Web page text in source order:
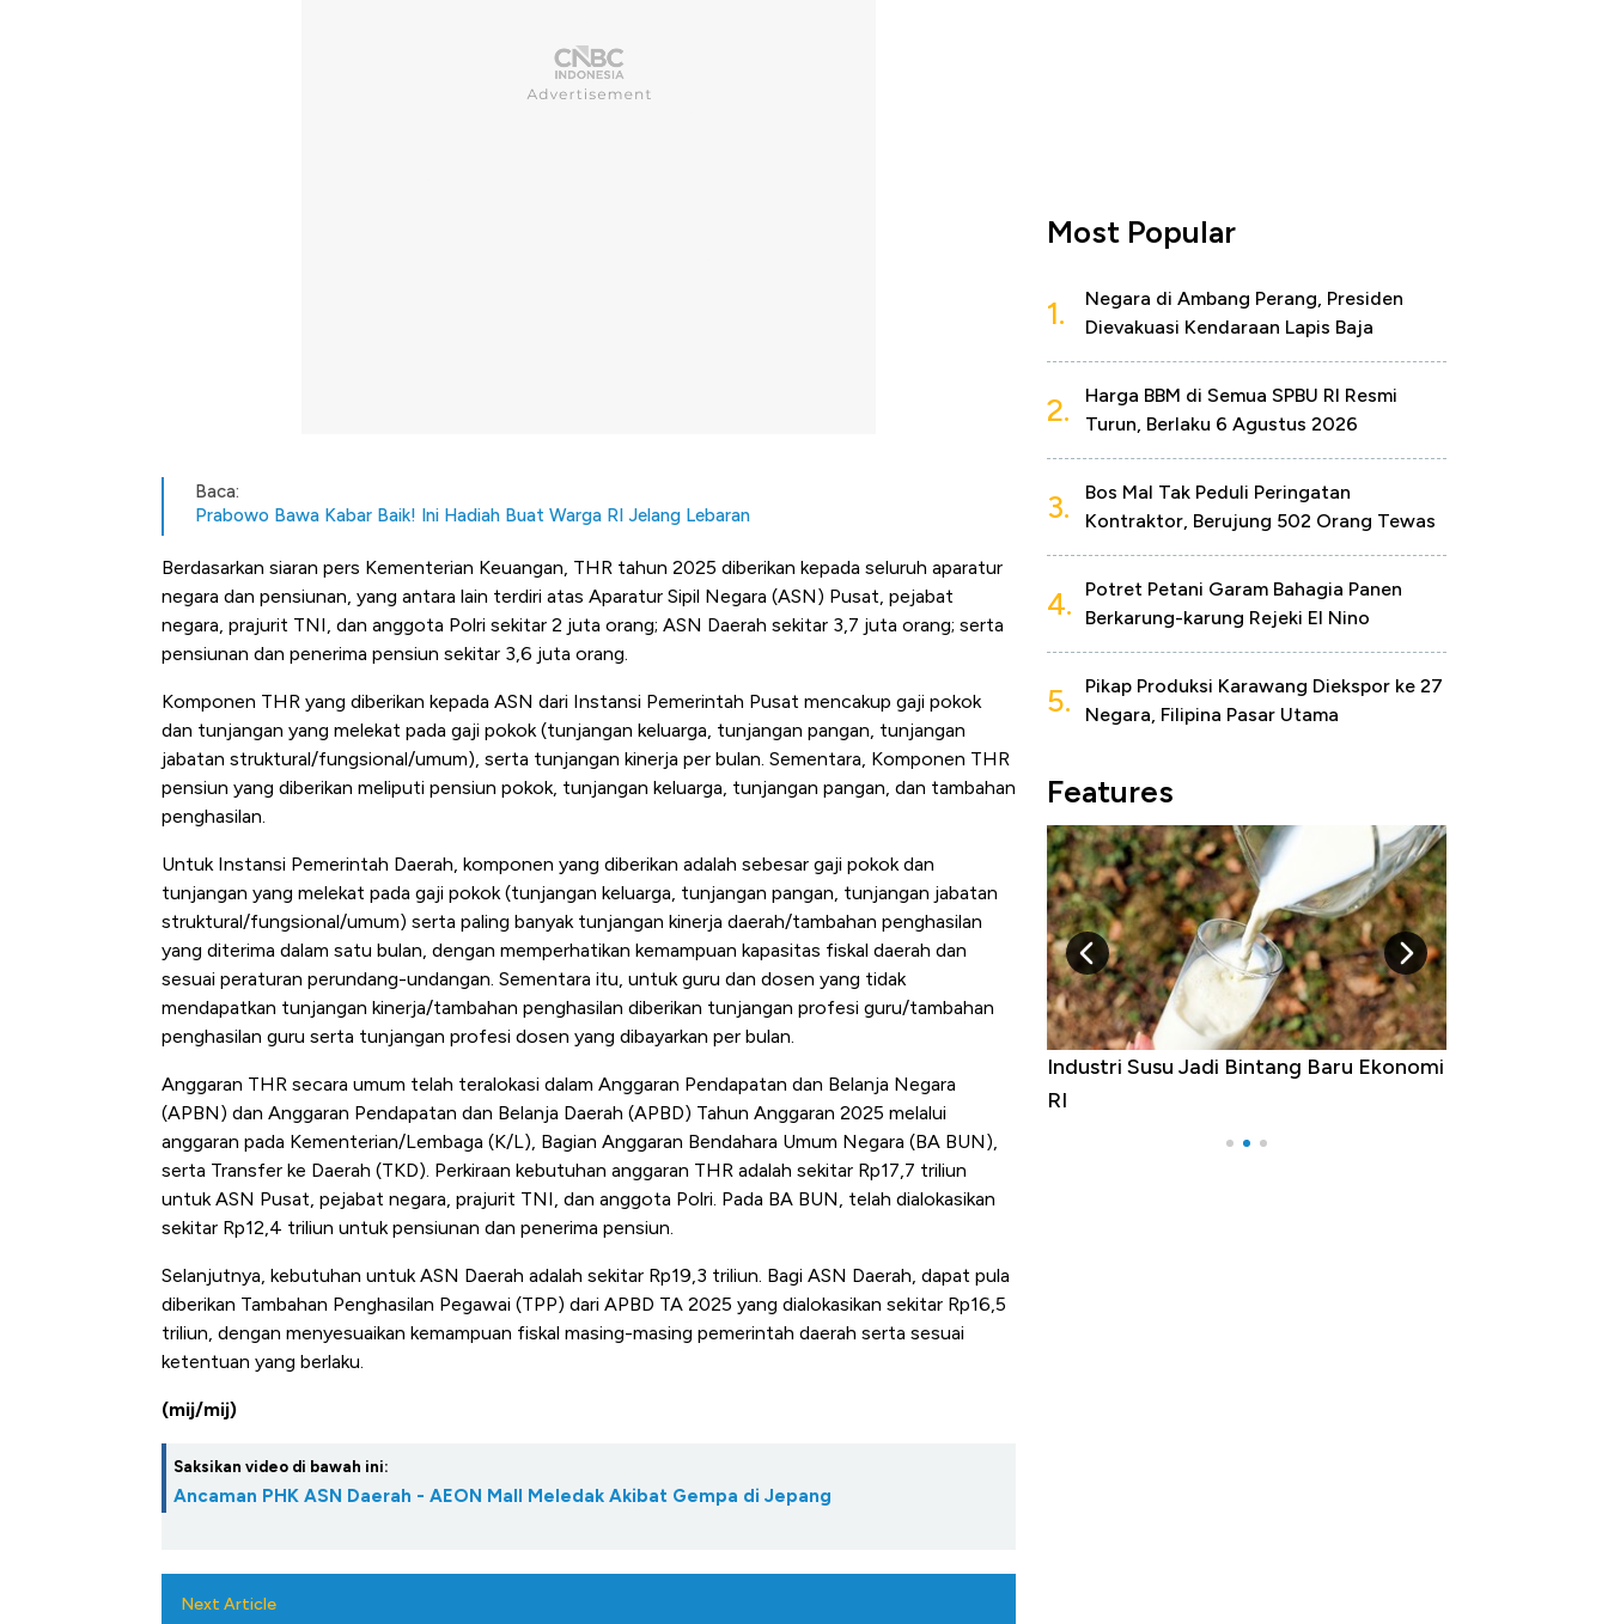
Baca:
Prabowo Bawa Kabar Baik! Ini Hadiah Buat Warga RI Jelang Lebaran
Berdasarkan siaran pers Kementerian Keuangan, THR tahun 2025 diberikan kepada seluruh aparatur
negara dan pensiunan, yang antara lain terdiri atas Aparatur Sipil Negara (ASN) Pusat, pejabat
negara, prajurit TNI, dan anggota Polri sekitar 2 juta orang; ASN Daerah sekitar 3,7 juta orang; serta
pensiunan dan penerima pensiun sekitar 3,6 juta orang.
Komponen THR yang diberikan kepada ASN dari Instansi Pemerintah Pusat mencakup gaji pokok
dan tunjangan yang melekat pada gaji pokok (tunjangan keluarga, tunjangan pangan, tunjangan
jabatan struktural/fungsional/umum), serta tunjangan kinerja per bulan. Sementara, Komponen THR
pensiun yang diberikan meliputi pensiun pokok, tunjangan keluarga, tunjangan pangan, dan tambahan
penghasilan.
Untuk Instansi Pemerintah Daerah, komponen yang diberikan adalah sebesar gaji pokok dan
tunjangan yang melekat pada gaji pokok (tunjangan keluarga, tunjangan pangan, tunjangan jabatan
struktural/fungsional/umum) serta paling banyak tunjangan kinerja daerah/tambahan penghasilan
yang diterima dalam satu bulan, dengan memperhatikan kemampuan kapasitas fiskal daerah dan
sesuai peraturan perundang-undangan. Sementara itu, untuk guru dan dosen yang tidak
mendapatkan tunjangan kinerja/tambahan penghasilan diberikan tunjangan profesi guru/tambahan
penghasilan guru serta tunjangan profesi dosen yang dibayarkan per bulan.
Anggaran THR secara umum telah teralokasi dalam Anggaran Pendapatan dan Belanja Negara
(APBN) dan Anggaran Pendapatan dan Belanja Daerah (APBD) Tahun Anggaran 2025 melalui
anggaran pada Kementerian/Lembaga (K/L), Bagian Anggaran Bendahara Umum Negara (BA BUN),
serta Transfer ke Daerah (TKD). Perkiraan kebutuhan anggaran THR adalah sekitar Rp17,7 triliun
untuk ASN Pusat, pejabat negara, prajurit TNI, dan anggota Polri. Pada BA BUN, telah dialokasikan
sekitar Rp12,4 triliun untuk pensiunan dan penerima pensiun.
Selanjutnya, kebutuhan untuk ASN Daerah adalah sekitar Rp19,3 triliun. Bagi ASN Daerah, dapat pula
diberikan Tambahan Penghasilan Pegawai (TPP) dari APBD TA 2025 yang dialokasikan sekitar Rp16,5
triliun, dengan menyesuaikan kemampuan fiskal masing-masing pemerintah daerah serta sesuai
ketentuan yang berlaku.
(mij/mij)
Saksikan video di bawah ini:
Ancaman PHK ASN Daerah - AEON Mall Meledak Akibat Gempa di Jepang
Next Article
Most Popular
1.
Negara di Ambang Perang, Presiden
Dievakuasi Kendaraan Lapis Baja
2.
Harga BBM di Semua SPBU RI Resmi
Turun, Berlaku 6 Agustus 2026
3.
Bos Mal Tak Peduli Peringatan
Kontraktor, Berujung 502 Orang Tewas
4.
Potret Petani Garam Bahagia Panen
Berkarung-karung Rejeki El Nino
5.
Pikap Produksi Karawang Diekspor ke 27
Negara, Filipina Pasar Utama
Features
Alas Kaki Tumbuh Double Digit
Industri Susu Jadi Bintang Baru Ekonomi
RI
5 Raja Ekonomi Indonesia: Maaf, Gak
Ada Jawa!